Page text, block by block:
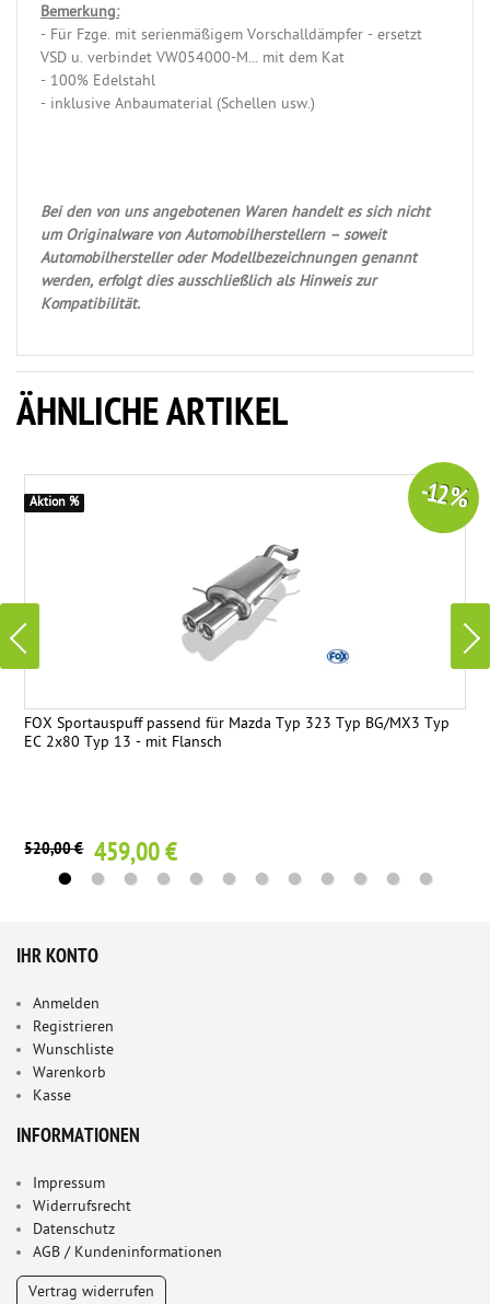
Bemerkung:
- Für Fzge. mit serienmäßigem Vorschalldämpfer - ersetzt
VSD u. verbindet VW054000-M... mit dem Kat
- 100% Edelstahl
- inklusive Anbaumaterial (Schellen usw.)
Bei den von uns angebotenen Waren handelt es sich nicht
um Originalware von Automobilherstellern – soweit
Automobilhersteller oder Modellbezeichnungen genannt
werden, erfolgt dies ausschließlich als Hinweis zur
Kompatibilität.
ÄHNLICHE ARTIKEL
FOX Sportauspuff passend für Mazda Typ 323 Typ BG/MX3 Typ
EC 2x80 Typ 13 - mit Flansch
520,00 € 459,00 €
-12 %
Aktion %
IHR KONTO
Anmelden
Registrieren
Wunschliste
Warenkorb
Kasse
INFORMATIONEN
Impressum
Widerrufsrecht
Datenschutz
AGB / Kundeninformationen
Vertrag widerrufen